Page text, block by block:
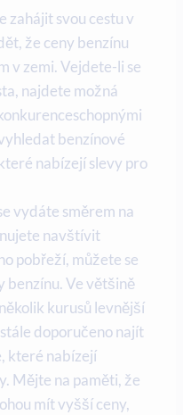
zahájit svou cestu v
že ceny benzínu
v zemi. Vejdete-li se
najdete možná
benzínové
nabízejí slevy pro
vydáte směrem na
navštívit
pobřeží, můžete se
benzínu. Ve většině
kurusů levnější
doporučeno najít
které nabízejí
Mějte na paměti, že
mít vyšší ceny,